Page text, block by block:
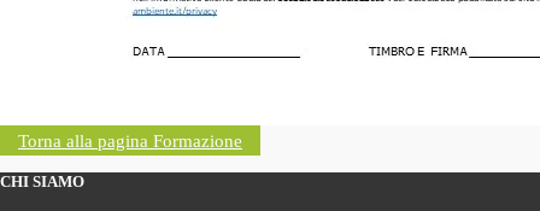
Torna alla pagina Formazione
CHI SIAMO